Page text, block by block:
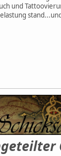
und